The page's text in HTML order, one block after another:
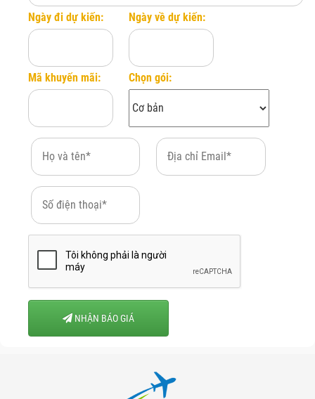
Ngày đi dự kiến: Ngày về dự kiến:
Mã khuyến mãi: Chọn gói:
NHẬN BÁO GIÁ